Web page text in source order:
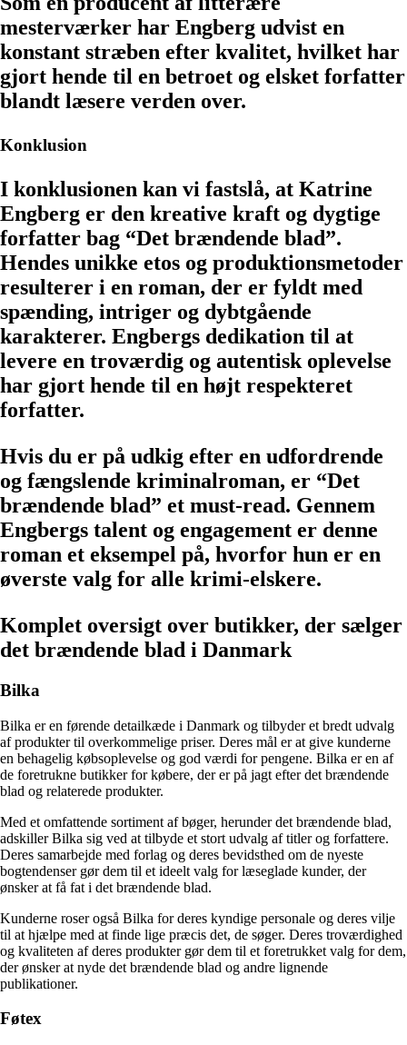
mesterværker har Engberg udvist en
konstant stræben efter kvalitet, hvilket har
gjort hende til en betroet og elsket forfatter
blandt læsere verden over.
Konklusion
I konklusionen kan vi fastslå, at Katrine
Engberg er den kreative kraft og dygtige
forfatter bag “Det brændende blad”.
Hendes unikke etos og produktionsmetoder
resulterer i en roman, der er fyldt med
spænding, intriger og dybtgående
karakterer. Engbergs dedikation til at
levere en troværdig og autentisk oplevelse
har gjort hende til en højt respekteret
forfatter.
Hvis du er på udkig efter en udfordrende
og fængslende kriminalroman, er “Det
brændende blad” et must-read. Gennem
Engbergs talent og engagement er denne
roman et eksempel på, hvorfor hun er en
øverste valg for alle krimi-elskere.
Komplet oversigt over butikker, der sælger
det brændende blad i Danmark
Bilka
Bilka er en førende detailkæde i Danmark og tilbyder et bredt udvalg
af produkter til overkommelige priser. Deres mål er at give kunderne
en behagelig købsoplevelse og god værdi for pengene. Bilka er en af ​​
de foretrukne butikker for købere, der er på jagt efter det brændende
blad og relaterede produkter.
Med et omfattende sortiment af bøger, herunder det brændende blad,
adskiller Bilka sig ved at tilbyde et stort udvalg af titler og forfattere.
Deres samarbejde med forlag og deres bevidsthed om de nyeste
bogtendenser gør dem til et ideelt valg for læseglade kunder, der
ønsker at få fat i det brændende blad.
Kunderne roser også Bilka for deres kyndige personale og deres vilje
til at hjælpe med at finde lige præcis det, de søger. Deres troværdighed
og kvaliteten af deres produkter gør dem til et foretrukket valg for dem,
der ønsker at nyde det brændende blad og andre lignende
publikationer.
Føtex